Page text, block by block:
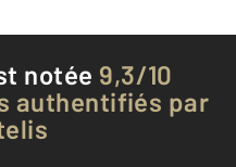
notée 9,3/10
authentifiés par